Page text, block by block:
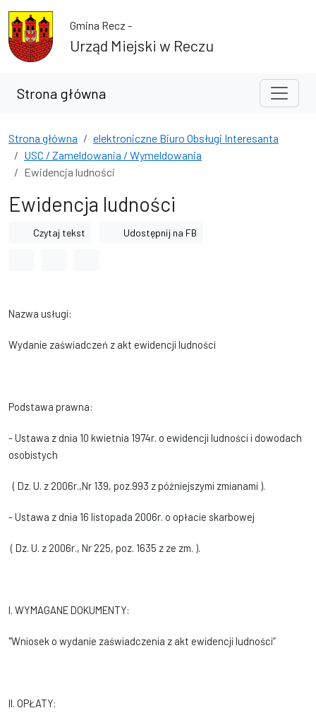
Przejdź do treści
Przejdź do wyszukiwarki
Gmina Recz -
Urząd Miejski w Reczu
Strona główna
Strona główna
elektroniczne Biuro Obsługi Interesanta
USC / Zameldowania / Wymeldowania
Ewidencja ludności
Ewidencja ludności
Czytaj tekst Udostępnij na FB
Nazwa usługi:
Wydanie zaświadczeń z akt ewidencji ludności
Podstawa prawna:
- Ustawa z dnia 10 kwietnia 1974r. o ewidencji ludności i dowodach
osobistych
( Dz. U. z 2006r.,Nr 139, poz.993 z późniejszymi zmianami ).
- Ustawa z dnia 16 listopada 2006r. o opłacie skarbowej
( Dz. U. z 2006r., Nr 225, poz. 1635 z ze zm. ).
I. WYMAGANE DOKUMENTY:
"Wniosek o wydanie zaświadczenia z akt ewidencji ludności”
II. OPŁATY: